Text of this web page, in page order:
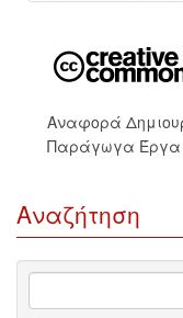
Αναφορά
Παράγωγα Έργα
Αναζήτηση